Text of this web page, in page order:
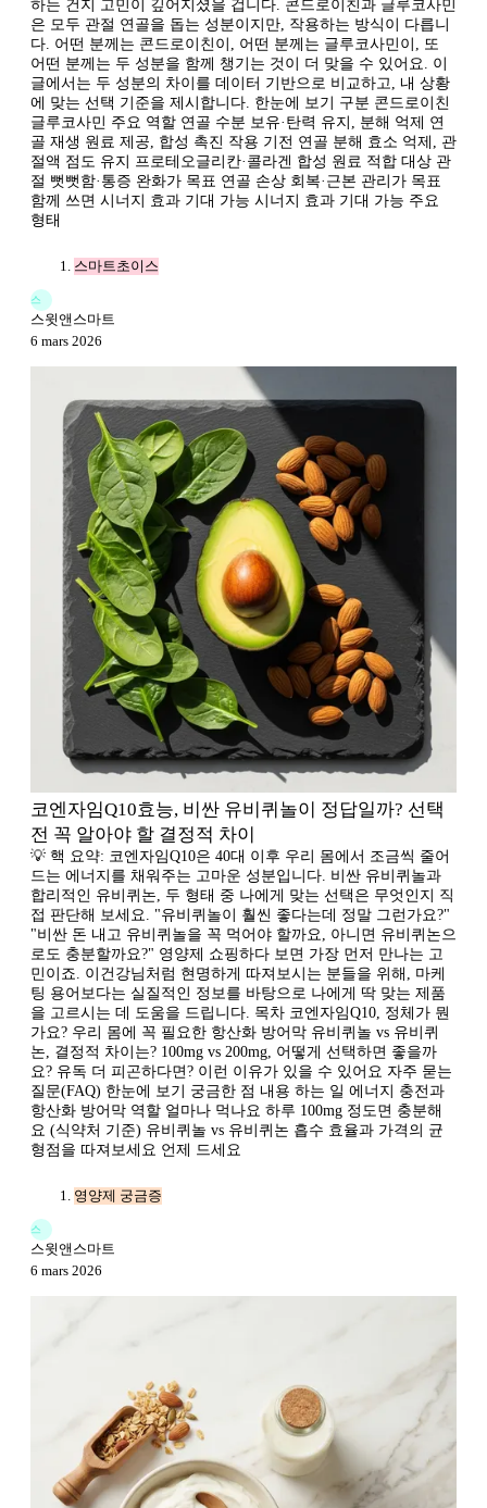
하는 건지 고민이 깊어지셨을 겁니다. 콘드로이친과 글루코사민
은 모두 관절 연골을 돕는 성분이지만, 작용하는 방식이 다릅니
다. 어떤 분께는 콘드로이친이, 어떤 분께는 글루코사민이, 또
어떤 분께는 두 성분을 함께 챙기는 것이 더 맞을 수 있어요. 이
글에서는 두 성분의 차이를 데이터 기반으로 비교하고, 내 상황
에 맞는 선택 기준을 제시합니다. 한눈에 보기 구분 콘드로이친
글루코사민 주요 역할 연골 수분 보유·탄력 유지, 분해 억제 연
골 재생 원료 제공, 합성 촉진 작용 기전 연골 분해 효소 억제, 관
절액 점도 유지 프로테오글리칸·콜라겐 합성 원료 적합 대상 관
절 뻣뻣함·통증 완화가 목표 연골 손상 회복·근본 관리가 목표
함께 쓰면 시너지 효과 기대 가능 시너지 효과 기대 가능 주요
형태
스마트초이스
스
스윗앤스마트
6 mars 2026
코엔자임Q10효능, 비싼 유비퀴놀이 정답일까? 선택
전 꼭 알아야 할 결정적 차이
💡 핵 요약: 코엔자임Q10은 40대 이후 우리 몸에서 조금씩 줄어
드는 에너지를 채워주는 고마운 성분입니다. 비싼 유비퀴놀과
합리적인 유비퀴논, 두 형태 중 나에게 맞는 선택은 무엇인지 직
접 판단해 보세요. "유비퀴놀이 훨씬 좋다는데 정말 그런가요?"
"비싼 돈 내고 유비퀴놀을 꼭 먹어야 할까요, 아니면 유비퀴논으
로도 충분할까요?" 영양제 쇼핑하다 보면 가장 먼저 만나는 고
민이죠. 이건강님처럼 현명하게 따져보시는 분들을 위해, 마케
팅 용어보다는 실질적인 정보를 바탕으로 나에게 딱 맞는 제품
을 고르시는 데 도움을 드립니다. 목차 코엔자임Q10, 정체가 뭔
가요? 우리 몸에 꼭 필요한 항산화 방어막 유비퀴놀 vs 유비퀴
논, 결정적 차이는? 100mg vs 200mg, 어떻게 선택하면 좋을까
요? 유독 더 피곤하다면? 이런 이유가 있을 수 있어요 자주 묻는
질문(FAQ) 한눈에 보기 궁금한 점 내용 하는 일 에너지 충전과
항산화 방어막 역할 얼마나 먹나요 하루 100mg 정도면 충분해
요 (식약처 기준) 유비퀴놀 vs 유비퀴논 흡수 효율과 가격의 균
형점을 따져보세요 언제 드세요
영양제 궁금증
스
스윗앤스마트
6 mars 2026